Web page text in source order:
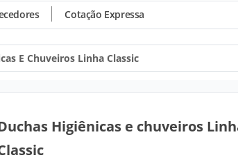
Cotação Expressa
E Chuveiros Linha Classic
Higiênicas e chuveiros